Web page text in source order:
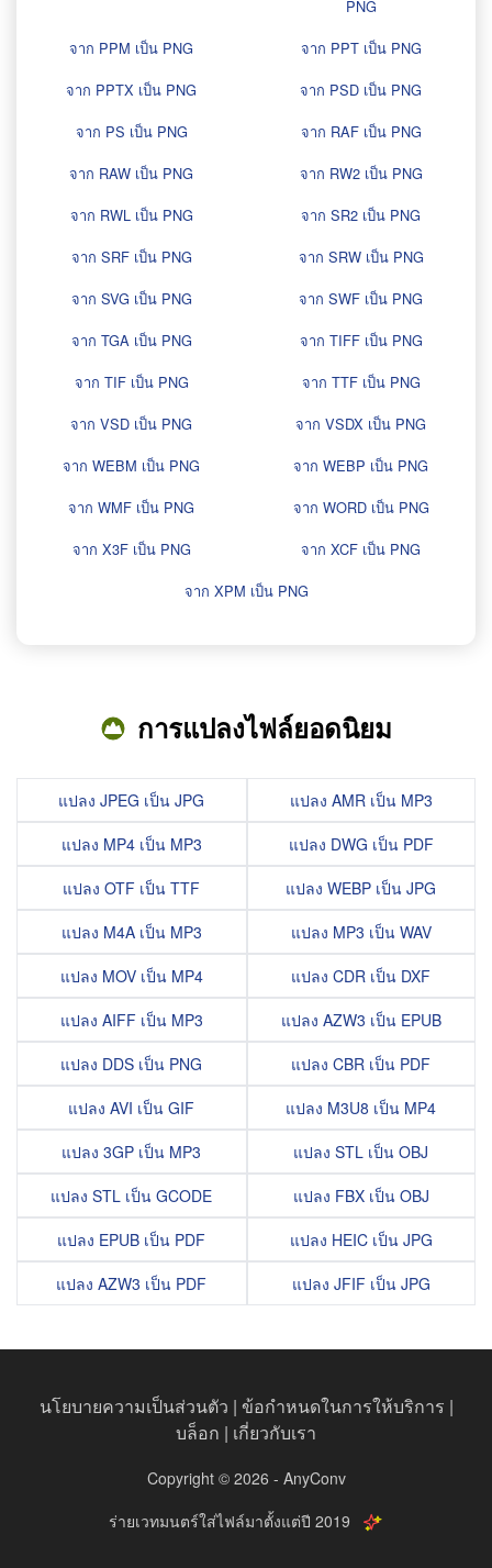
PNG
จาก PPM เป็น PNG
จาก PPT เป็น PNG
จาก PPTX เป็น PNG
จาก PSD เป็น PNG
จาก PS เป็น PNG
จาก RAF เป็น PNG
จาก RAW เป็น PNG
จาก RW2 เป็น PNG
จาก RWL เป็น PNG
จาก SR2 เป็น PNG
จาก SRF เป็น PNG
จาก SRW เป็น PNG
จาก SVG เป็น PNG
จาก SWF เป็น PNG
จาก TGA เป็น PNG
จาก TIFF เป็น PNG
จาก TIF เป็น PNG
จาก TTF เป็น PNG
จาก VSD เป็น PNG
จาก VSDX เป็น PNG
จาก WEBM เป็น PNG
จาก WEBP เป็น PNG
จาก WMF เป็น PNG
จาก WORD เป็น PNG
จาก X3F เป็น PNG
จาก XCF เป็น PNG
จาก XPM เป็น PNG
การแปลงไฟล์ยอดนิยม
แปลง JPEG เป็น JPG
แปลง MP4 เป็น MP3
แปลง OTF เป็น TTF
แปลง M4A เป็น MP3
แปลง MOV เป็น MP4
แปลง AIFF เป็น MP3
แปลง DDS เป็น PNG
แปลง AVI เป็น GIF
แปลง 3GP เป็น MP3
แปลง STL เป็น GCODE
แปลง EPUB เป็น PDF
แปลง AZW3 เป็น PDF
แปลง AMR เป็น MP3
แปลง DWG เป็น PDF
แปลง WEBP เป็น JPG
แปลง MP3 เป็น WAV
แปลง CDR เป็น DXF
แปลง AZW3 เป็น EPUB
แปลง CBR เป็น PDF
แปลง M3U8 เป็น MP4
แปลง STL เป็น OBJ
แปลง FBX เป็น OBJ
แปลง HEIC เป็น JPG
แปลง JFIF เป็น JPG
นโยบายความเป็นส่วนตัว | ข้อกำหนดในการให้บริการ |
บล็อก | เกี่ยวกับเรา
Copyright © 2026 - AnyConv
ร่ายเวทมนตร์ใส่ไฟล์มาตั้งแต่ปี 2019